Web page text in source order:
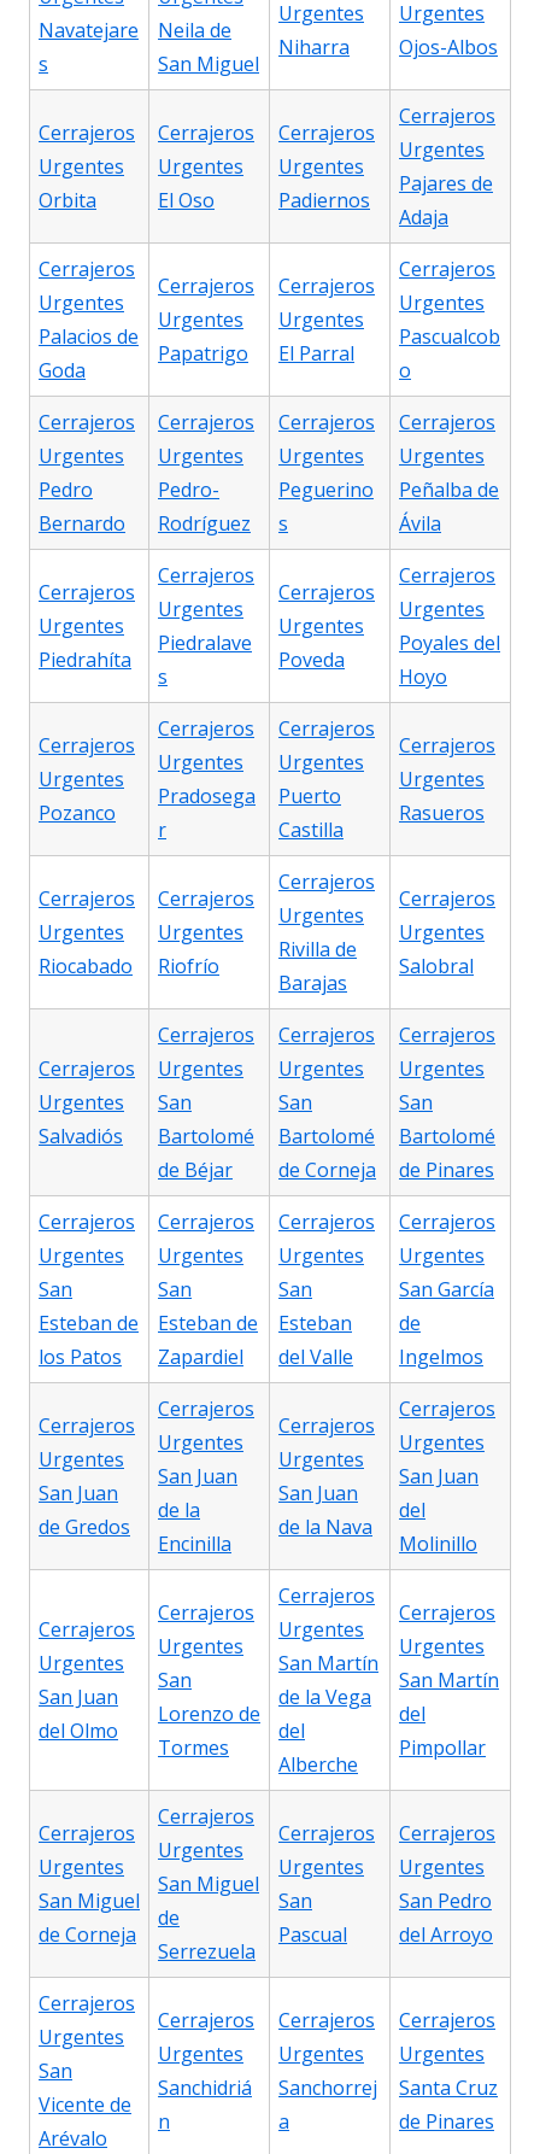
Navatejare
s
Neila de
San Miguel
Urgentes
Niharra
Urgentes
Ojos-Albos
Cerrajeros
Urgentes
Orbita
Cerrajeros
Urgentes
El Oso
Cerrajeros
Urgentes
Padiernos
Cerrajeros
Urgentes
Pajares de
Adaja
Cerrajeros
Urgentes
Palacios de
Goda
Cerrajeros
Urgentes
Papatrigo
Cerrajeros
Urgentes
El Parral
Cerrajeros
Urgentes
Pascualcob
o
Cerrajeros
Urgentes
Pedro
Bernardo
Cerrajeros
Urgentes
Pedro-
Rodríguez
Cerrajeros
Urgentes
Peguerino
s
Cerrajeros
Urgentes
Peñalba de
Ávila
Cerrajeros
Urgentes
Piedrahíta
Cerrajeros
Urgentes
Piedralave
s
Cerrajeros
Urgentes
Poveda
Cerrajeros
Urgentes
Poyales del
Hoyo
Cerrajeros
Urgentes
Pozanco
Cerrajeros
Urgentes
Pradosega
r
Cerrajeros
Urgentes
Puerto
Castilla
Cerrajeros
Urgentes
Rasueros
Cerrajeros
Urgentes
Riocabado
Cerrajeros
Urgentes
Riofrío
Cerrajeros
Urgentes
Rivilla de
Barajas
Cerrajeros
Urgentes
Salobral
Cerrajeros
Urgentes
Salvadiós
Cerrajeros
Urgentes
San
Bartolomé
de Béjar
Cerrajeros
Urgentes
San
Bartolomé
de Corneja
Cerrajeros
Urgentes
San
Bartolomé
de Pinares
Cerrajeros
Urgentes
San
Esteban de
los Patos
Cerrajeros
Urgentes
San
Esteban de
Zapardiel
Cerrajeros
Urgentes
San
Esteban
del Valle
Cerrajeros
Urgentes
San García
de
Ingelmos
Cerrajeros
Urgentes
San Juan
de Gredos
Cerrajeros
Urgentes
San Juan
de la
Encinilla
Cerrajeros
Urgentes
San Juan
de la Nava
Cerrajeros
Urgentes
San Juan
del
Molinillo
Cerrajeros
Urgentes
San Juan
del Olmo
Cerrajeros
Urgentes
San
Lorenzo de
Tormes
Cerrajeros
Urgentes
San Martín
de la Vega
del
Alberche
Cerrajeros
Urgentes
San Martín
del
Pimpollar
Cerrajeros
Urgentes
San Miguel
de Corneja
Cerrajeros
Urgentes
San Miguel
de
Serrezuela
Cerrajeros
Urgentes
San
Pascual
Cerrajeros
Urgentes
San Pedro
del Arroyo
Cerrajeros
Urgentes
San
Vicente de
Arévalo
Cerrajeros
Urgentes
Sanchidriá
n
Cerrajeros
Urgentes
Sanchorrej
a
Cerrajeros
Urgentes
Santa Cruz
de Pinares